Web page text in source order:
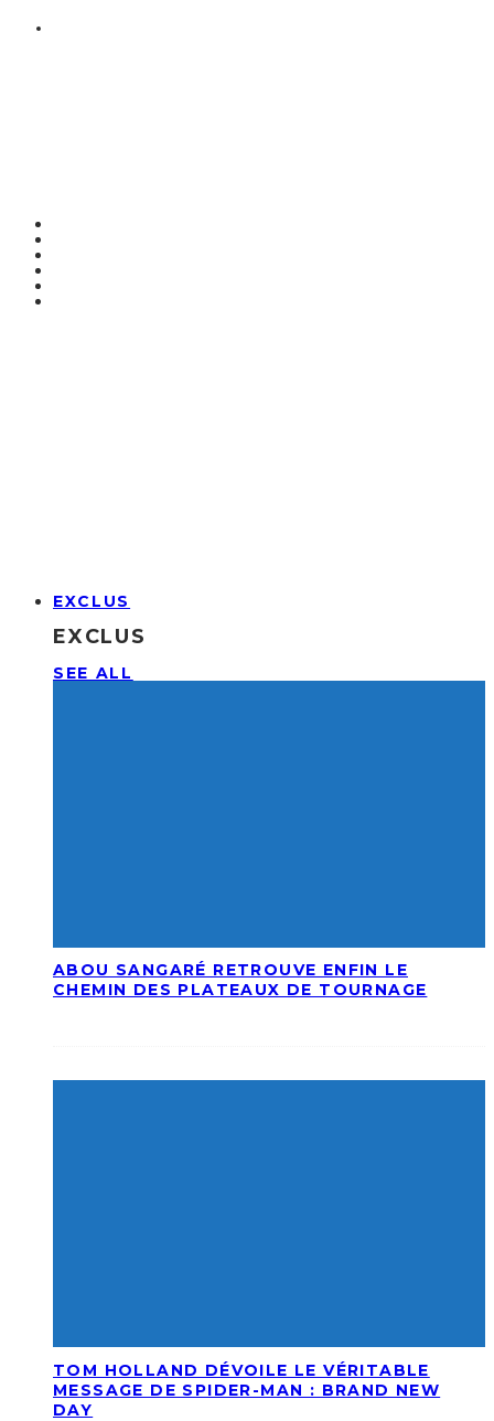
EXCLUS
EXCLUS
SEE ALL
ABOU SANGARÉ RETROUVE ENFIN LE
CHEMIN DES PLATEAUX DE TOURNAGE
TOM HOLLAND DÉVOILE LE VÉRITABLE
MESSAGE DE SPIDER-MAN : BRAND NEW
DAY